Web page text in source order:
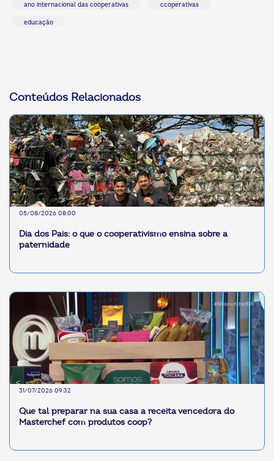
ano internacional das cooperativas ccoperativas
educação
Conteúdos Relacionados
05/08/2026 08:00
Dia dos Pais: o que o cooperativismo ensina sobre a
paternidade
31/07/2026 09:32
Que tal preparar na sua casa a receita vencedora do
Masterchef com produtos coop?